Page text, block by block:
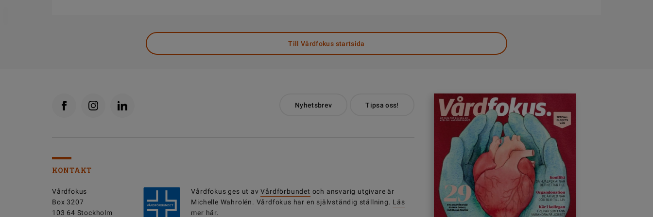
Till Vårdfokus startsida
Nyhetsbrev Tipsa oss!
KONTAKT
Vårdfokus
Box 3207
103 64 Stockholm
Vårdfokus ges ut avVårdförbundet och ansvarig utgivare är
Michelle Wahrolén. Vårdfokus har en självständig ställning. Läs
mer här.